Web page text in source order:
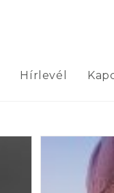
Hírlevél